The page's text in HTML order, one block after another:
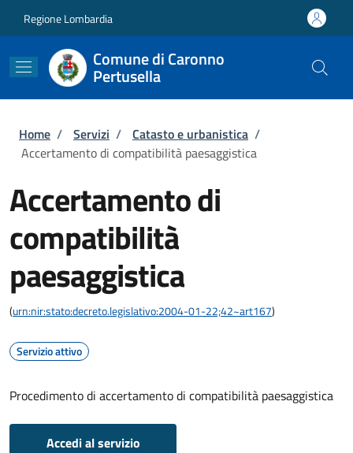
Regione Lombardia
Comune di Caronno
Pertusella
Briciole di pane
Home / Servizi / Catasto e urbanistica /
Accertamento di compatibilità paesaggistica
Accertamento di
compatibilità
paesaggistica
(urn:nir:stato:decreto.legislativo:2004-01-22;42~art167)
Servizio attivo
Procedimento di accertamento di compatibilità paesaggistica
Accedi al servizio